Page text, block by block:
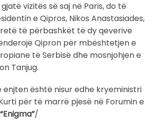
vizitës së saj në Paris, do të
e Qipros, Nikos Anastasiades,
të përbashkët të dy qeverive
Qipron për mbështetjen e
të Serbisë dhe mosnjohjen e
Tanjug.
enjten është nisur edhe kryeministri
për të marrë pjesë në Forumin e
/